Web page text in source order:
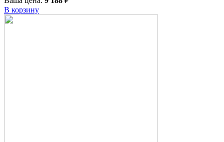
В корзину